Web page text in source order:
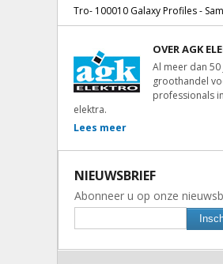
Tro- 100010 Galaxy Profiles -
OVER AGK
Al meer dan
groothandel
professionals
elektra.
Lees meer
NIEUWSBRIEF
Abonneer u op onze